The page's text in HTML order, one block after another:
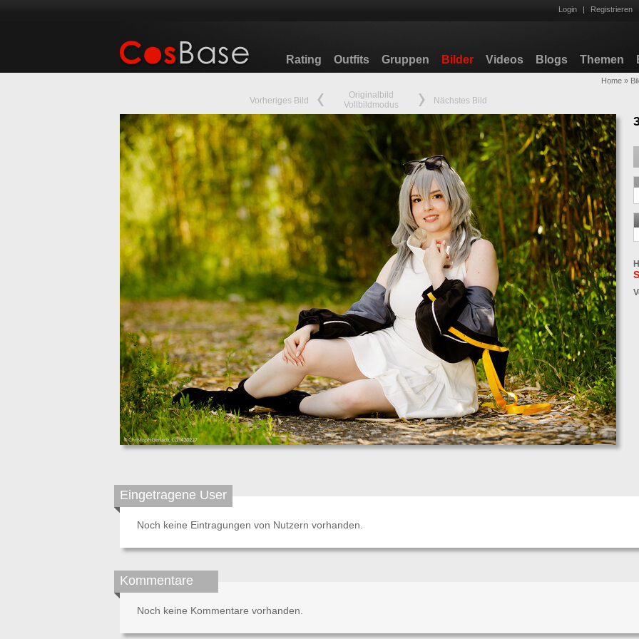
Login | Registrieren
Rating Outfits Gruppen Bilder Videos Blogs Themen
Home »
Vorheriges Bild
Originalbild
Vollbildmodus
Nächstes Bild
Eingetragene User
Noch keine Eintragungen von Nutzern vorhanden.
Kommentare
Noch keine Kommentare vorhanden.